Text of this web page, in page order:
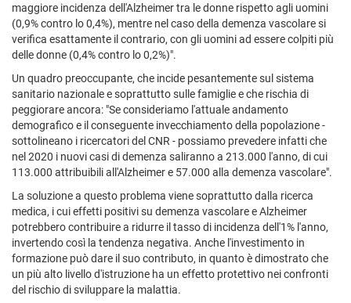
maggiore incidenza dell'Alzheimer tra le donne rispetto agli uomini
(0,9% contro lo 0,4%), mentre nel caso della demenza vascolare si
verifica esattamente il contrario, con gli uomini ad essere colpiti più
delle donne (0,4% contro lo 0,2%)".
Un quadro preoccupante, che incide pesantemente sul sistema
sanitario nazionale e soprattutto sulle famiglie e che rischia di
peggiorare ancora: "Se consideriamo l'attuale andamento
demografico e il conseguente invecchiamento della popolazione -
sottolineano i ricercatori del CNR - possiamo prevedere infatti che
nel 2020 i nuovi casi di demenza saliranno a 213.000 l'anno, di cui
113.000 attribuibili all'Alzheimer e 57.000 alla demenza vascolare".
La soluzione a questo problema viene soprattutto dalla ricerca
medica, i cui effetti positivi su demenza vascolare e Alzheimer
potrebbero contribuire a ridurre il tasso di incidenza dell'1% l'anno,
invertendo così la tendenza negativa. Anche l'investimento in
formazione può dare il suo contributo, in quanto è dimostrato che
un più alto livello d'istruzione ha un effetto protettivo nei confronti
del rischio di sviluppare la malattia.